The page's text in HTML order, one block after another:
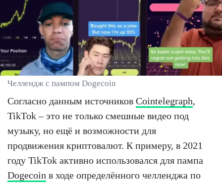
Челлендж с пампом Dogecoin
Согласно данным источников Cointelegraph,
TikTok – это не только смешные видео под
музыку, но ещё и возможности для
продвижения криптовалют. К примеру, в 2021
году TikTok активно использовался для пампа
Dogecoin в ходе определённого челленджа по